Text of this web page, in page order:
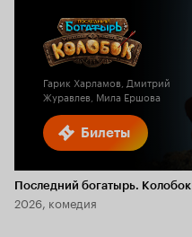
Билеты
Гарик Харламов, Дмитрий
Журавлев, Мила Ершова
Последний богатырь. Колобок
2026, комедия